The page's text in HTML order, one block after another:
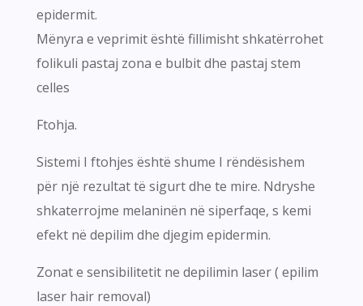
epidermit.
Mënyra e veprimit është fillimisht shkatërrohet
folikuli pastaj zona e bulbit dhe pastaj stem
celles
Ftohja.
Sistemi I ftohjes është shume I rëndësishem
për një rezultat të sigurt dhe te mire. Ndryshe
shkaterrojme melaninën në siperfaqe, s kemi
efekt në depilim dhe djegim epidermin.
Zonat e sensibilitetit ne depilimin laser ( epilim
laser hair removal)